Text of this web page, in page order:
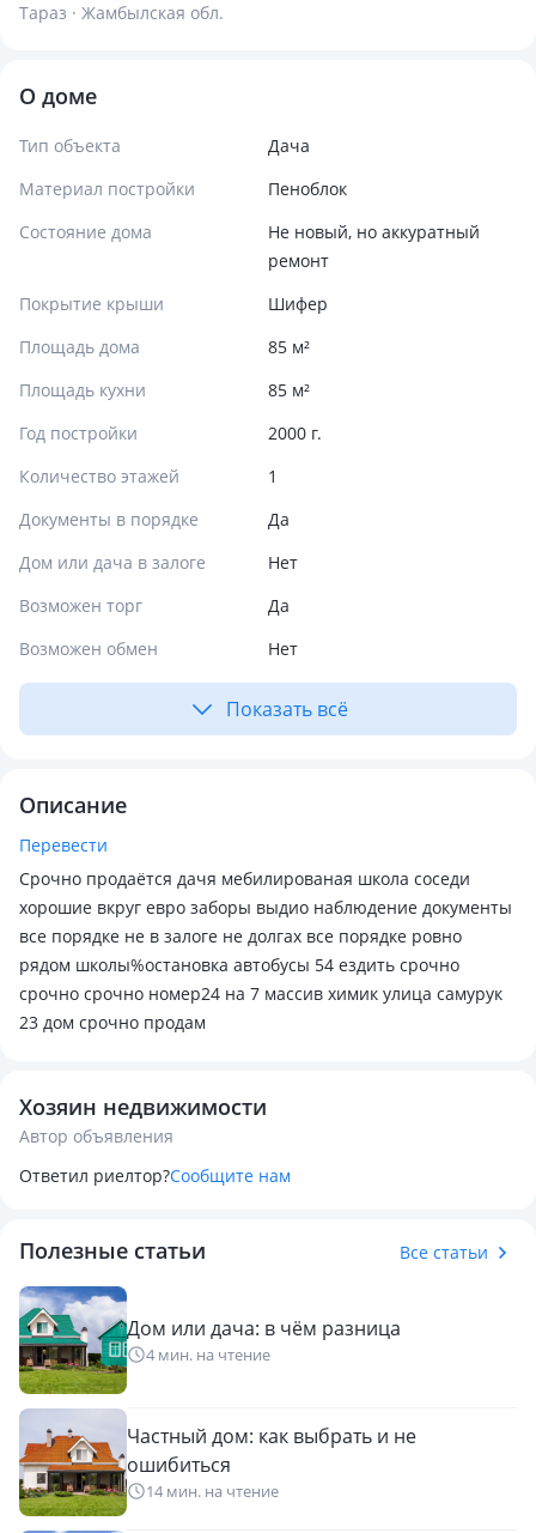
Тараз · Жамбылская обл.
О доме
Тип объекта
Дача
Материал постройки
Пеноблок
Состояние дома
Не новый, но аккуратный
ремонт
Покрытие крыши
Шифер
Площадь дома
85 м²
Площадь кухни
85 м²
Год постройки
2000 г.
Количество этажей
1
Документы в порядке
Да
Дом или дача в залоге
Нет
Возможен торг
Да
Возможен обмен
Нет
Показать всё
Описание
Перевести
Срочно продаётся дачя мебилированая школа соседи
хорошие вкруг евро заборы выдио наблюдение документы
все порядке не в залоге не долгах все порядке ровно
рядом школы%остановка автобусы 54 ездить срочно
срочно срочно номер24 на 7 массив химик улица самурук
23 дом срочно продам
Хозяин недвижимости
Автор объявления
Ответил риелтор?Сообщите нам
Полезные статьи Все статьи
Дом или дача: в чём разница
4 мин. на чтение
Частный дом: как выбрать и не
ошибиться
14 мин. на чтение